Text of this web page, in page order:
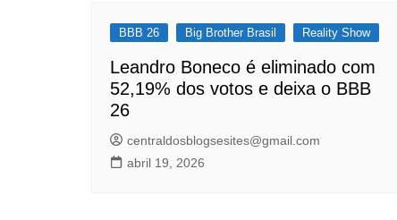
BBB 26 Big Brother Brasil Reality Show
Leandro Boneco é eliminado com
52,19% dos votos e deixa o BBB
26
centraldosblogsesites@gmail.com
abril 19, 2026